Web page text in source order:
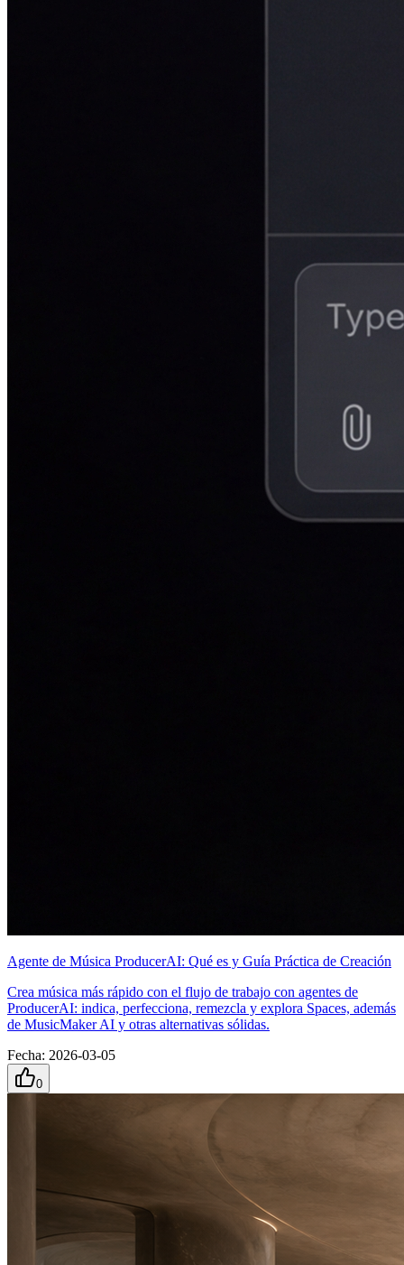
Agente de Música ProducerAI: Qué es y Guía Práctica de Creación
Crea música más rápido con el flujo de trabajo con agentes de
ProducerAI: indica, perfecciona, remezcla y explora Spaces, además
de MusicMaker AI y otras alternativas sólidas.
Fecha: 2026-03-05
0